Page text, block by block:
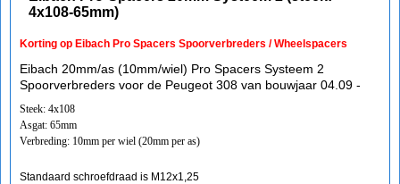
4x108-65mm)
Korting op Eibach Pro Spacers Spoorverbreders / Wheelspacers
Eibach 20mm/as (10mm/wiel) Pro Spacers Systeem 2
Spoorverbreders voor de Peugeot 308 van bouwjaar 04.09 -
Steek: 4x108
Asgat: 65mm
Verbreding: 10mm per wiel (20mm per as)
Standaard schroefdraad is M12x1,25